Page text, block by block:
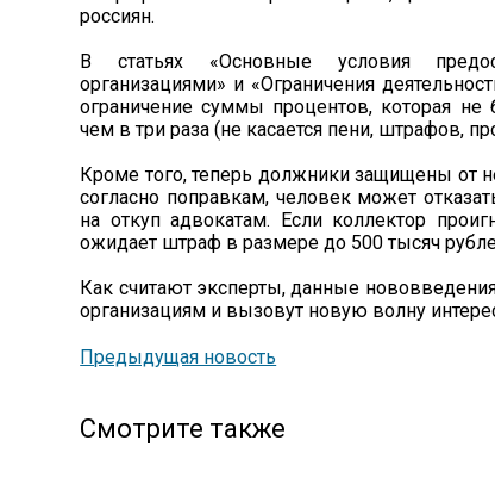
россиян.
В статьях «Основные условия
организациями» и «Ограничения
ограничение суммы процентов, которая
чем в три раза (не касается пени, штрафов,
Кроме того, теперь должники защищены от
согласно поправкам, человек может
на откуп адвокатам. Если коллектор
ожидает штраф в размере до 500 тысяч
Как считают эксперты, данные
организациям и вызовут новую волну
Предыдущая новость
Смотрите также